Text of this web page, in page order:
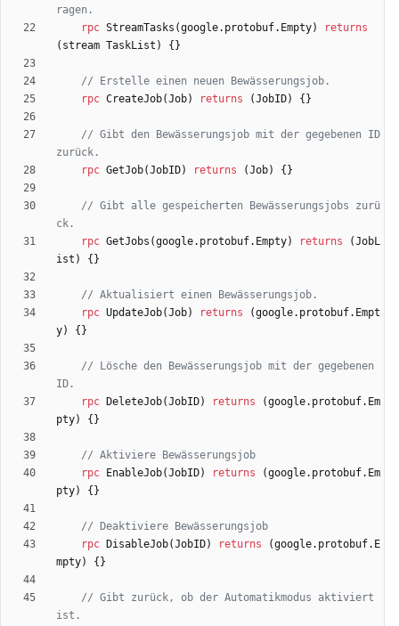
rpc StreamTasks (google.protobuf.Empty)
returns
( stream TaskList ) { }
rpc CreateJob(Job) returns (JobID) { }
// Gibt den Bewässerungsjob mit der gegebenen ID
rpc GetJob(JobID) returns (Job) { }
// Gibt alle gespeicherten Bewässerungsjobs zurü
rpc GetJobs (google.protobuf.Empty) returns (JobL
ist ) { }
rpc UpdateJob(Job) returns (google.protobuf.Empt
y) { }
// Lösche den Bewässerungsjob mit der gegebenen
rpc
DeleteJob(JobID) returns (google.protobuf.Em
pty) { }
rpc
EnableJob(JobID) returns (google.protobuf.Em
pty) { }
rpc
DisableJob(JobID) returns (google.protobuf.E
mpty) { }
// Gibt zurück, ob der Automatikmodus aktiviert